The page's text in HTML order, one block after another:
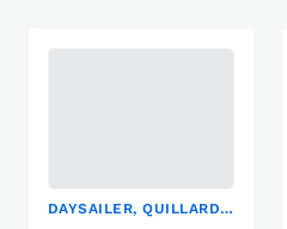
DAYSAILER, QUILLARD, VOILIER DE RÉGATE